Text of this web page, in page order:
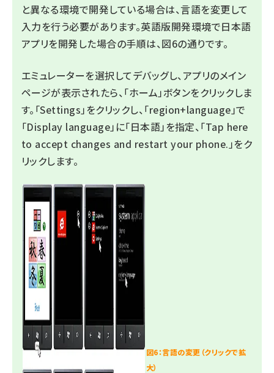
と異なる環境で開発している場合は、言語を変更して
入力を行う必要があります。英語版開発環境で日本語
アプリを開発した場合の手順は、図6の通りです。
エミュレーターを選択してデバッグし、アプリのメイン
ページが表示されたら、「ホーム」ボタンをクリックしま
す。「Settings」をクリックし、「region+language」で
「Display language」に「日本語」を指定、「Tap here
to accept changes and restart your phone.」をク
リックします。
図6：言語の変更（クリックで拡
大）